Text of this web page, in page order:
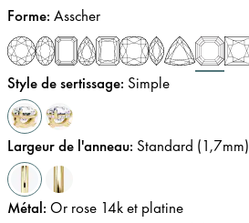
Forme: Asscher
Style de sertissage: Simple
Largeur de l'anneau: Standard (1,7mm)
Métal: Or rose 14k et platine